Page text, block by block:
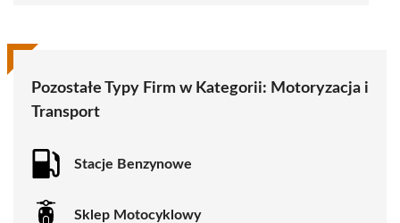
Pozostałe Typy Firm w Kategorii: Motoryzacja i
Transport
Stacje Benzynowe
Sklep Motocyklowy